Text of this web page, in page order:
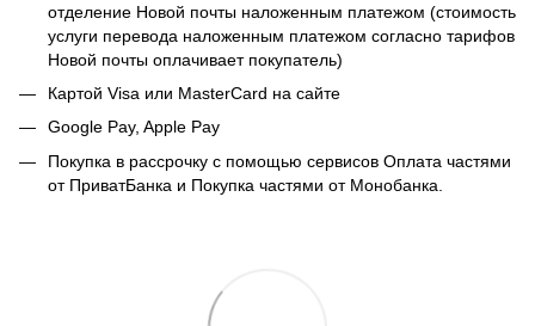
отделение Новой почты наложенным платежом (стоимость
услуги перевода наложенным платежом согласно тарифов
Новой почты оплачивает покупатель)
Картой Visa или MasterCard на сайте
Google Pay, Apple Pay
Покупка в рассрочку с помощью сервисов Оплата частями
от ПриватБанка и Покупка частями от Монобанка.